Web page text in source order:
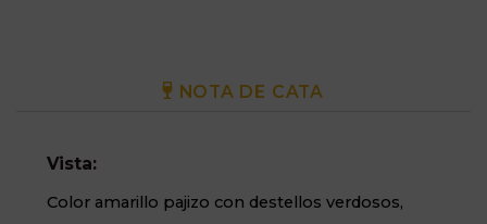
NOTA DE CATA
Vista:
Color amarillo pajizo con destellos verdosos,